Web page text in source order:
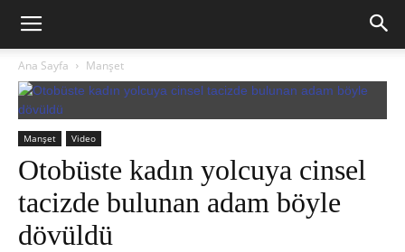
Ana Sayfa Manşet
Manşet Video
Otobüste kadın yolcuya cinsel
tacizde bulunan adam böyle
dövüldü